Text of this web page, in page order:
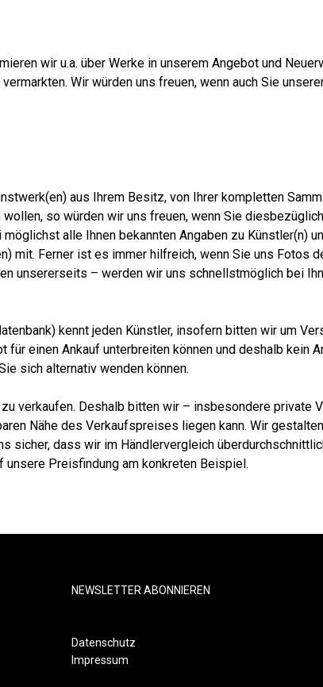
wir u.a. über Werke in unserem Angebot und
Wir würden uns freuen, wenn auch Sie
aus Ihrem Besitz, von Ihrer kompletten
so würden wir uns freuen, wenn Sie
alle Ihnen bekannten Angaben zu Künstler(n)
mit. Ferner ist es immer hilfreich, wenn Sie uns Fotos
unsererseits – werden wir uns schnellstmöglich bei
kennt jeden Künstler, insofern bitten wir um
einen Ankauf unterbreiten können und deshalb kein
sich alternativ wenden können.
verkaufen. Deshalb bitten wir – insbesondere private
Nähe des Verkaufspreises liegen kann. Wir
sicher, dass wir im Händlervergleich
unsere Preisfindung am konkreten Beispiel.
NEWSLETTER ABONNIEREN
Datenschutz
Impressum